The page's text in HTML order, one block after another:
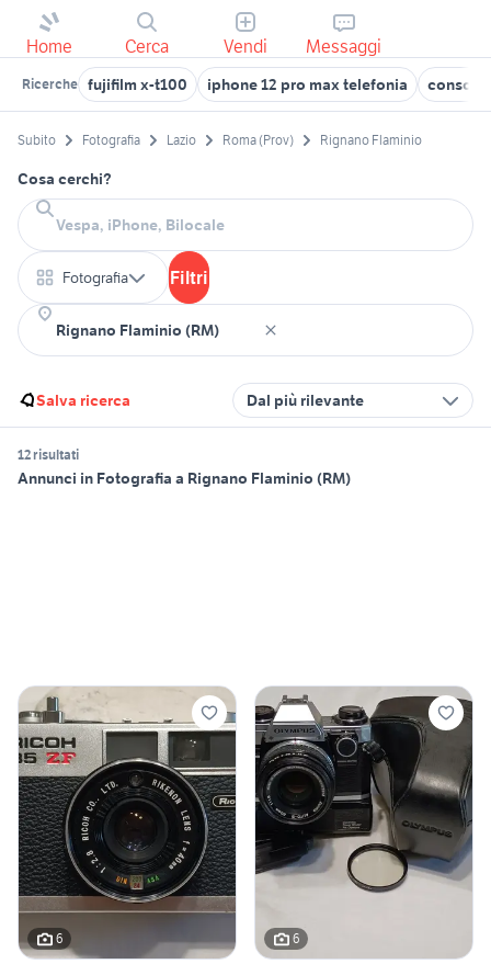
Home Cerca Vendi Messaggi
Ricerche fujifilm x-t100 iphone 12 pro max telefonia console
Subito Fotografia Lazio Roma (Prov) Rignano Flaminio
Cosa cerchi?
Fotografia Filtri
Salva ricerca Dal più rilevante
12 risultati
Annunci in Fotografia a Rignano Flaminio (RM)
6 6